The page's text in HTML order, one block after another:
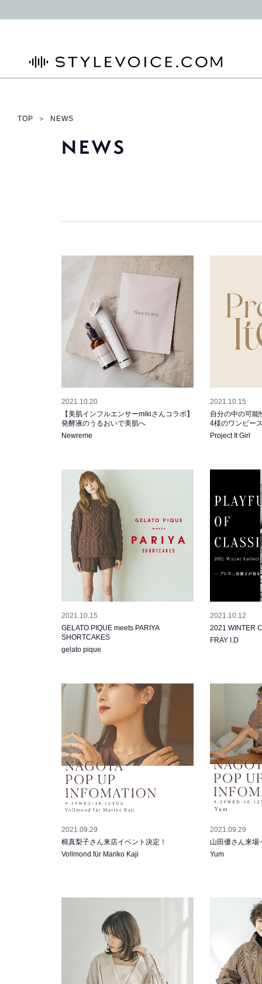
TOP ＞ NEWS
NEWS
2021.10.20
【美肌インフルエンサーmikiさんコラボ】
発酵液のうるおいで美肌へ
Newreme
2021.10.15
自分の中の可能
4様のワンピー
Project It Girl
2021.10.15
GELATO PIQUE meets PARIYA
SHORTCAKES
gelato pique
2021.10.12
2021 WINTER
FRAY I.D
2021.09.29
楫真梨子さん来店イベント決定！
Vollmond für Mariko Kaji
2021.09.29
山田優さん来場
Yum